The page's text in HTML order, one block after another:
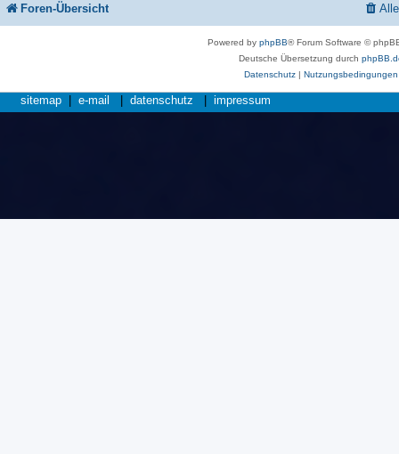
Foren-Übersicht
Powered byphpBB® Forum Software ©
Deutsche Übersetzung durch
Datenschutz| Nutzungsbedingungen
sitemap | e-mail | datenschutz | impressum